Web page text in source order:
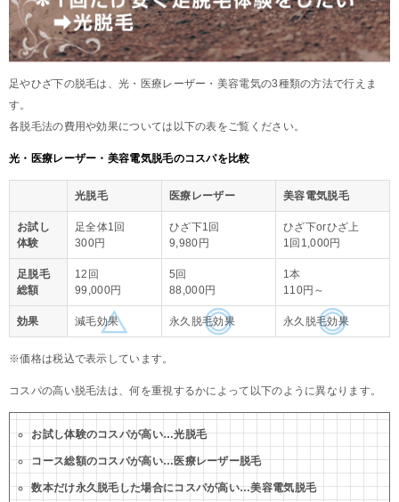
足やひざ下の脱毛は、光・医療レーザー・美容電気の3種類の方法で行えま
す。
各脱毛法の費用や効果については以下の表をご覧ください。
光・医療レーザー・美容電気脱毛のコスパを比較
光脱毛 医療レーザー 美容電気脱毛
お試し
体験
足全体1回
300円
ひざ下1回
9,980円
ひざ下orひざ上
1回1,000円
足脱毛
総額
12回
99,000円
5回
88,000円
1本
110円～
効果 減毛効果 永久脱毛効果 永久脱毛効果
※価格は税込で表示しています。
コスパの高い脱毛法は、何を重視するかによって以下のように異なります。
お試し体験のコスパが高い…光脱毛
コース総額のコスパが高い…医療レーザー脱毛
数本だけ永久脱毛した場合にコスパが高い…美容電気脱毛